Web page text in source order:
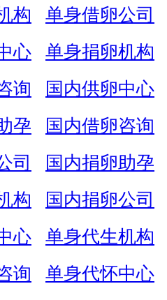
构
单身借卵公司
心
单身捐卵机构
询
国内供卵中心
孕
国内借卵咨询
司
国内捐卵助孕
构
国内捐卵公司
心
单身代生机构
询
单身代怀中心